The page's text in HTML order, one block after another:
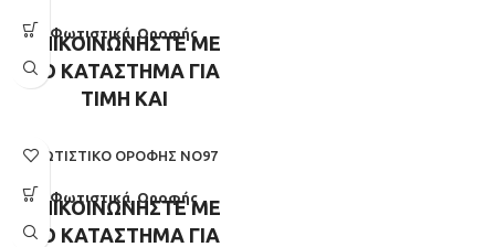
Φωτιστικά,Οροφής
ΕΠΙΚΟΙΝΩΝΗΣΤΕ ΜΕ
ΤΟ ΚΑΤΑΣΤΗΜΑ ΓΙΑ
ΤΙΜΗ ΚΑΙ
ΦΩΤΙΣΤΙΚΌ ΟΡΟΦΉΣ ΝΟ97
Φωτιστικά Οροφής
ΕΠΙΚΟΙΝΩΝΗΣΤΕ ΜΕ
ΤΟ ΚΑΤΑΣΤΗΜΑ ΓΙΑ